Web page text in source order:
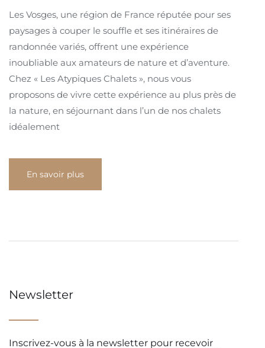
Les Vosges, une région de France réputée pour ses
paysages à couper le souffle et ses itinéraires de
randonnée variés, offrent une expérience
inoubliable aux amateurs de nature et d’aventure.
Chez « Les Atypiques Chalets », nous vous
proposons de vivre cette expérience au plus près de
la nature, en séjournant dans l’un de nos chalets
idéalement
En savoir plus
Newsletter
Inscrivez-vous à la newsletter pour recevoir